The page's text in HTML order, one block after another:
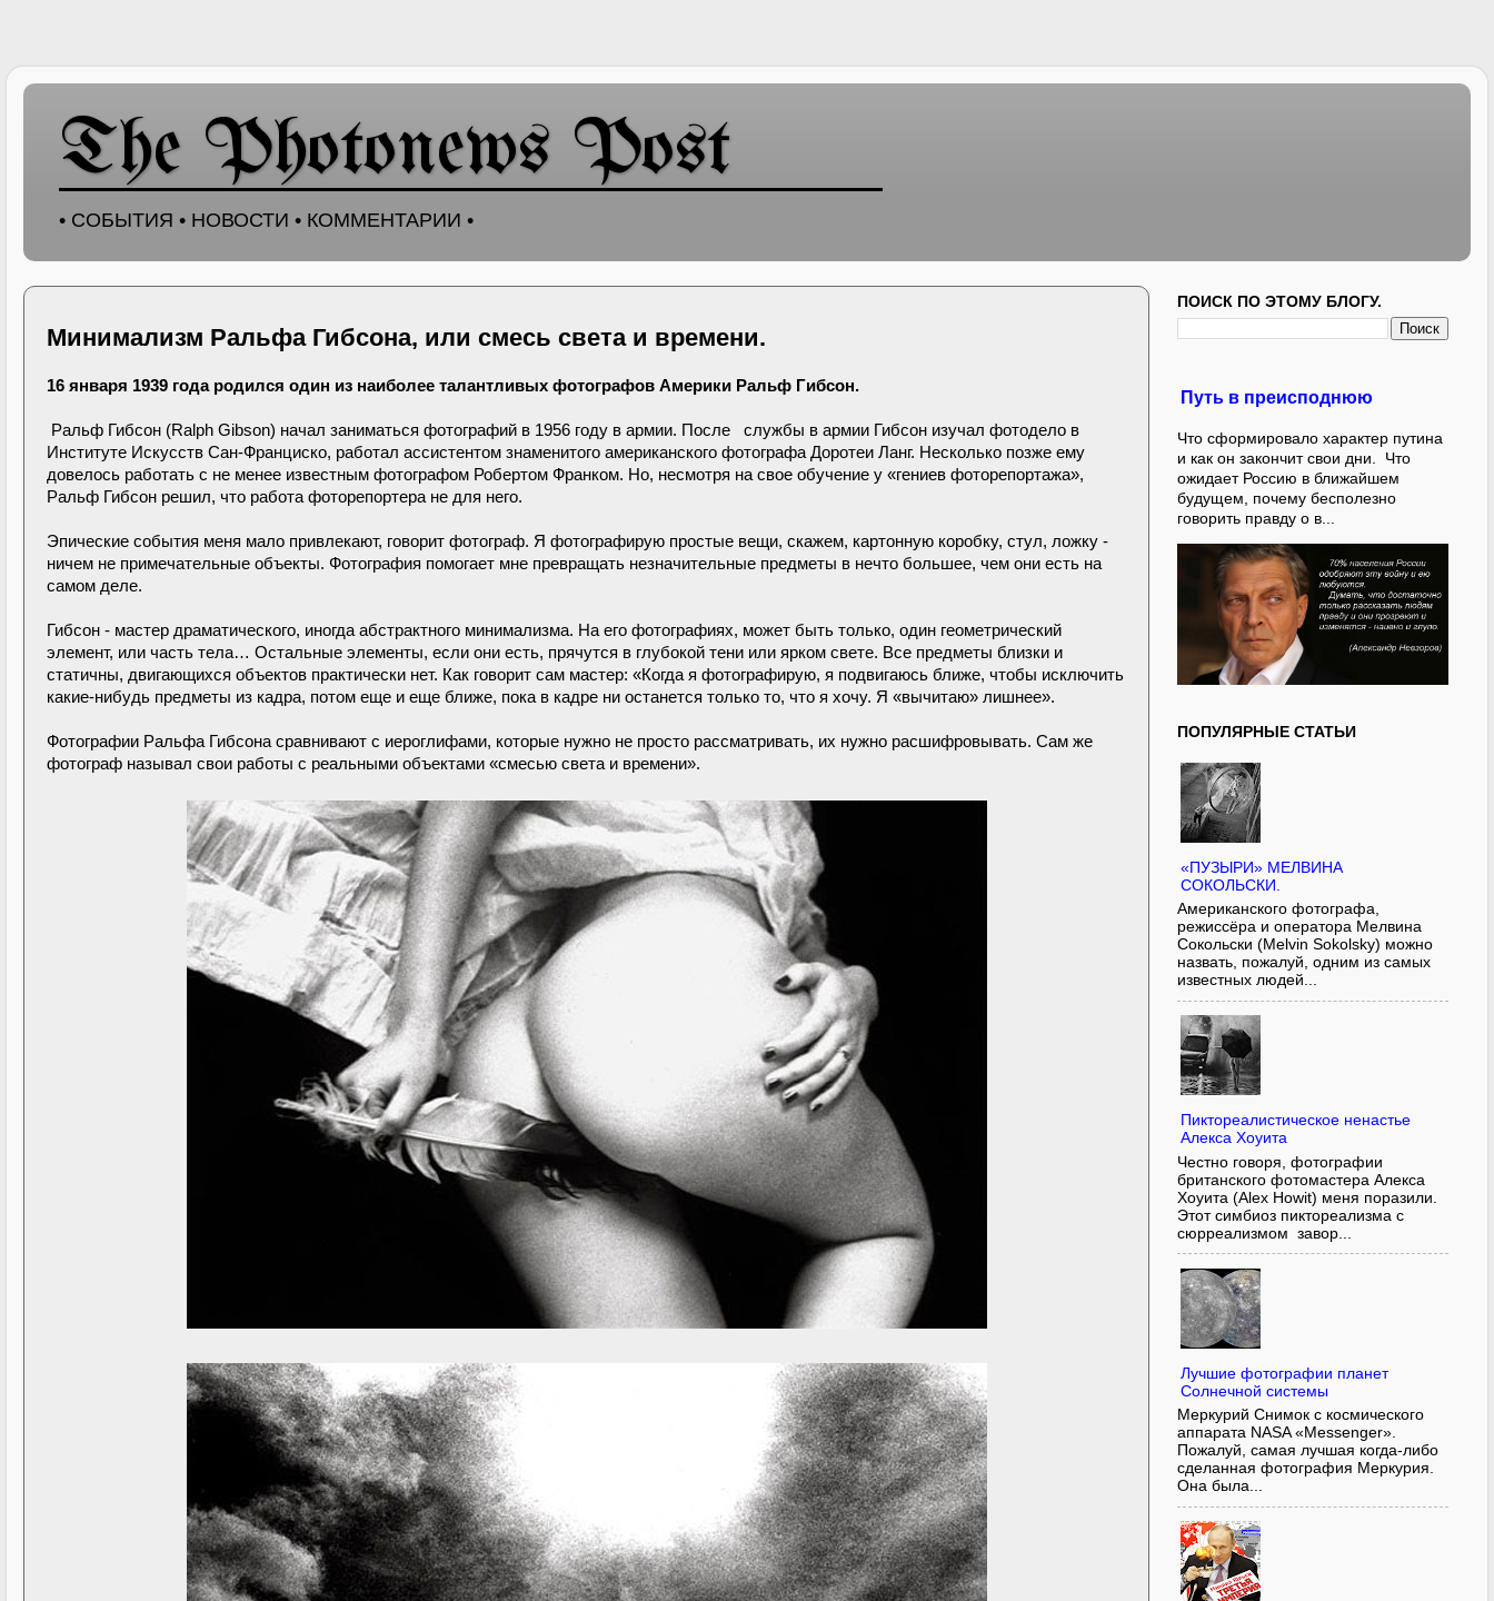
The Photonews Post
• СОБЫТИЯ • НОВОСТИ • КОММЕНТАРИИ •
Минимализм Ральфа Гибсона, или смесь света и времени.
16 января 1939 года родился один из наиболее талантливых фотографов Америки Ральф Гибсон.
Ральф Гибсон (Ralph Gibson) начал заниматься фотографий в 1956 году в армии. После
службы в армии Гибсон изучал фотодело в
Институте Искусств Сан-Франциско, работал ассистентом знаменитого американского фотографа Доротеи Ланг. Несколько позже ему
довелось работать с не менее известным фотографом Робертом Франком. Но, несмотря на свое обучение у «гениев фоторепортажа»,
Ральф Гибсон решил, что работа фоторепортера не для него.
Эпические события меня мало привлекают, говорит фотограф. Я фотографирую простые вещи, скажем, картонную коробку, стул, ложку -
ничем не примечательные объекты. Фотография помогает мне превращать незначительные предметы в нечто большее, чем они есть на
самом деле.
Гибсон - мастер драматического, иногда абстрактного минимализма. На его фотографиях, может быть только, один геометрический
элемент, или часть тела… Остальные элементы, если они есть, прячутся в глубокой тени или ярком свете. Все предметы близки и
статичны, двигающихся объектов практически нет. Как говорит сам мастер: «Когда я фотографирую, я подвигаюсь ближе, чтобы исключить
какие-нибудь предметы из кадра, потом еще и еще ближе, пока в кадре ни останется только то, что я хочу. Я «вычитаю» лишнее».
Фотографии Ральфа Гибсона сравнивают с иероглифами, которые нужно не просто рассматривать, их нужно расшифровывать. Сам же
фотограф называл свои работы с реальными объектами «смесью света и времени».
ПОИСК ПО ЭТОМУ БЛОГУ.
Путь в преисподнюю
Что сформировало характер путина
и как он закончит свои дни. Что
ожидает Россию в ближайшем
будущем, почему бесполезно
говорить правду о в...
ПОПУЛЯРНЫЕ СТАТЬИ
«ПУЗЫРИ» МЕЛВИНА
СОКОЛЬСКИ.
Американского фотографа,
режиссёра и оператора Мелвина
Сокольски (Melvin Sokolsky) можно
назвать, пожалуй, одним из самых
известных людей...
Пиктореалистическое ненастье
Алекса Хоуита
Честно говоря, фотографии
британского фотомастера Алекса
Хоуита (Alex Howit) меня поразили.
Этот симбиоз пиктореализма с
сюрреализмом завор...
Лучшие фотографии планет
Солнечной системы
Меркурий Снимок с космического
аппарата NASA «Messenger».
Пожалуй, самая лучшая когда-либо
сделанная фотография Меркурия.
Она была...